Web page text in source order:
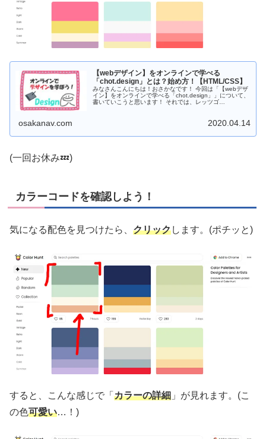
【webデザイン】をオンラインで学べる
「chot.design」とは？始め方！【HTML/CSS】
みなさんこんにちは！おさかなです！ 今回は「【webデザ
イン】をオンラインで学べる「chot.design」」について、
書いていこうと思います！ それでは、レッツゴ
osakanav.com 2020.04.14
(一回お休み💤)
カラーコードを確認しよう！
気になる配色を見つけたら、 クリックします。(ポチッと)
すると、こんな感じで「 カラーの詳細 」が見れます。(こ
の色可愛い…！)